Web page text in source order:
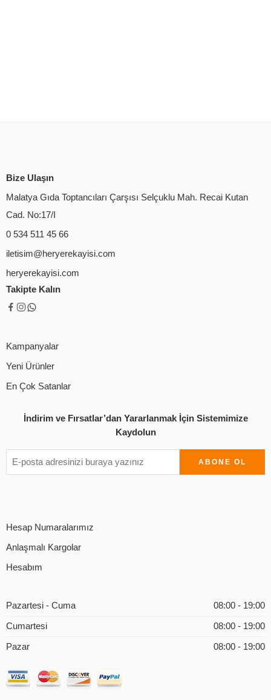
Bize Ulaşın
Malatya Gıda Toptancıları Çarşısı Selçuklu Mah. Recai Kutan
Cad. No:17/I
0 534 511 45 66
iletisim@heryerekayisi.com
heryerekayisi.com
Takipte Kalın
Kampanyalar
Yeni Ürünler
En Çok Satanlar
İndirim ve Fırsatlar’dan Yararlanmak İçin Sistemimize
Kaydolun
Hesap Numaralarımız
Anlaşmalı Kargolar
Hesabım
Pazartesi - Cuma 08:00 - 19:00
Cumartesi 08:00 - 19:00
Pazar 08:00 - 19:00